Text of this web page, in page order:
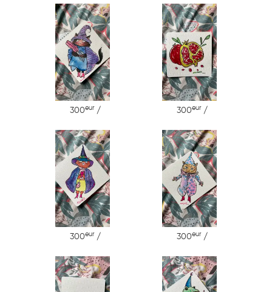
300eur / 300eur /
300eur / 300eur /